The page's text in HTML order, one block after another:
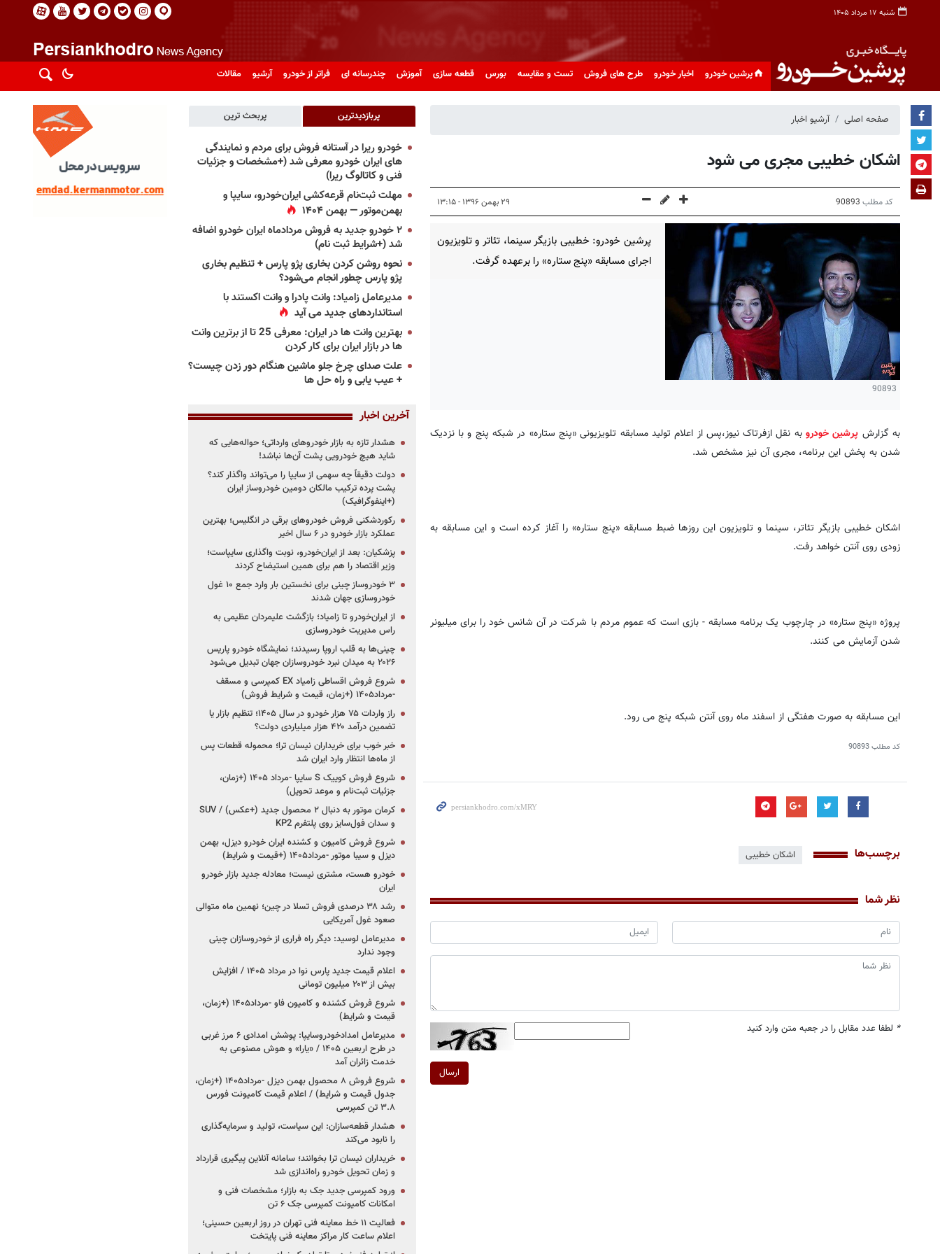
شنبه ۱۷ مرداد ۱۴۰۵
پرشین خودرو اخبار خودرو طرح های فروش تست و مقایسه بورس قطعه سازی آموزش چندرسانه ای فراتر از خودرو آرشیو مقالات
صفحه اصلی آرشیو اخبار
اشکان خطیبی مجری می شود
کد مطلب 90893 ۲۹ بهمن ۱۳۹۶ - ۱۳:۱۵
90893
پرشین خودرو: خطیبی بازیگر سینما، تئاتر و تلویزیون
اجرای مسابقه «پنج ستاره» را برعهده گرفت.
به گزارش پرشین خودروبه نقل ازفرتاک نیوز،پس از اعلام تولید مسابقه تلویزیونی «پنج ستاره» در شبکه پنج و با نزدیک
شدن به پخش این برنامه، مجری آن نیز مشخص شد.
اشکان خطیبی بازیگر تئاتر، سینما و تلویزیون این روزها ضبط مسابقه «پنج ستاره» را آغاز کرده است و این مسابقه به
زودی روی آنتن خواهد رفت.
پروژه «پنج ستاره» در چارچوب یک برنامه مسابقه - بازی است که عموم مردم با شرکت در آن شانس خود را برای میلیونر
شدن آزمایش می کنند.
این مسابقه به صورت هفتگی از اسفند ماه روی آنتن شبکه پنج می رود.
کد مطلب90893
برچسب‌ها اشکان خطیبی
نظر شما
* لطفا عدد مقابل را در جعبه متن وارد کنید
ارسال
پربازدیدترین پربحث ترین
خودرو ریرا در آستانه فروش برای مردم و نمایندگی
های ایران خودرو معرفی شد (+مشخصات و جزئیات
فنی و کاتالوگ ریرا)
مهلت ثبت‌نام قرعه‌کشی ایران‌خودرو، سایپا و
بهمن‌موتور — بهمن ۱۴۰۴
۲ خودرو جدید به فروش مردادماه ایران خودرو اضافه
شد (+شرایط ثبت نام)
نحوه روشن کردن بخاری پژو پارس + تنظیم بخاری
پژو پارس چطور انجام می‌شود؟
مدیرعامل زامیاد: وانت پادرا و وانت اکستند با
استانداردهای جدید می آید
بهترین وانت ها در ایران: معرفی 25 تا از برترین وانت
ها در بازار ایران برای کار کردن
علت صدای چرخ جلو ماشین هنگام دور زدن چیست؟
+ عیب یابی و راه حل ها
آخرین اخبار
هشدار تازه به بازار خودروهای وارداتی؛ حواله‌هایی که
شاید هیچ خودرویی پشت آن‌ها نباشد!
دولت دقیقاً چه سهمی از سایپا را می‌تواند واگذار کند؟
پشت پرده ترکیب مالکان دومین خودروساز ایران
(+اینفوگرافیک)
رکوردشکنی فروش خودروهای برقی در انگلیس؛ بهترین
عملکرد بازار خودرو در ۶ سال اخیر
پزشکیان: بعد از ایران‌خودرو، نوبت واگذاری سایپاست؛
وزیر اقتصاد را هم برای همین استیضاح کردند
۳ خودروساز چینی برای نخستین بار وارد جمع ۱۰ غول
خودروسازی جهان شدند
از ایران‌خودرو تا زامیاد؛ بازگشت علیمردان عظیمی به
راس مدیریت خودروسازی
چینی‌ها به قلب اروپا رسیدند؛ نمایشگاه خودرو پاریس
۲۰۲۶ به میدان نبرد خودروسازان جهان تبدیل می‌شود
شروع فروش اقساطی زامیاد EX کمپرسی و مسقف
-مرداد۱۴۰۵ (+زمان، قیمت و شرایط فروش)
راز واردات ۷۵ هزار خودرو در سال ۱۴۰۵؛ تنظیم بازار یا
تضمین درآمد ۴۲۰ هزار میلیاردی دولت؟
خبر خوب برای خریداران نیسان ترا؛ محموله قطعات پس
از ماه‌ها انتظار وارد ایران شد
شروع فروش کوییک S سایپا -مرداد ۱۴۰۵ (+زمان،
جزئیات ثبت‌نام و موعد تحویل)
کرمان موتور به دنبال ۲ محصول جدید (+عکس) / SUV
و سدان فول‌سایز روی پلتفرم KP2
شروع فروش کامیون و کشنده ایران خودرو دیزل، بهمن
دیزل و سیبا موتور -مرداد۱۴۰۵ (+قیمت و شرایط)
خودرو هست، مشتری نیست؛ معادله جدید بازار خودرو
ایران
رشد ۳۸ درصدی فروش تسلا در چین؛ نهمین ماه متوالی
صعود غول آمریکایی
مدیرعامل لوسید: دیگر راه فراری از خودروسازان چینی
وجود ندارد
اعلام قیمت جدید پارس نوا در مرداد ۱۴۰۵ / افزایش
بیش از ۲۰۳ میلیون تومانی
شروع فروش کشنده و کامیون فاو -مرداد۱۴۰۵ (+زمان،
قیمت و شرایط)
مدیرعامل امدادخودروسایپا: پوشش امدادی ۶ مرز غربی
در طرح اربعین ۱۴۰۵ / «یارا» و هوش مصنوعی به
خدمت زائران آمد
شروع فروش ۸ محصول بهمن دیزل -مرداد۱۴۰۵ (+زمان،
جدول قیمت و شرایط) / اعلام قیمت کامیونت فورس
۳.۸ تن کمپرسی
هشدار قطعه‌سازان: این سیاست، تولید و سرمایه‌گذاری
را نابود می‌کند
خریداران نیسان ترا بخوانند؛ سامانه آنلاین پیگیری قرارداد
و زمان تحویل خودرو راه‌اندازی شد
ورود کمپرسی جدید جک به بازار؛ مشخصات فنی و
امکانات کامیونت کمپرسی جک ۶ تن
فعالیت ۱۱ خط معاینه فنی تهران در روز اربعین حسینی؛
اعلام ساعت کار مراکز معاینه فنی پایتخت